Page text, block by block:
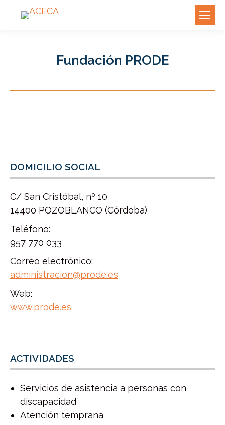
Fundación PRODE
DOMICILIO SOCIAL
C/ San Cristóbal, nº 10
14400 POZOBLANCO (Córdoba)
Teléfono:
957 770 033
Correo electrónico:
administracion@prode.es
Web:
www.prode.es
ACTIVIDADES
Servicios de asistencia a personas con
discapacidad
Atención temprana